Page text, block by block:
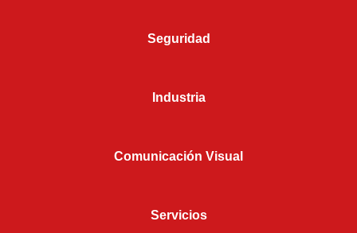
Seguridad
Industria
Comunicación Visual
Servicios